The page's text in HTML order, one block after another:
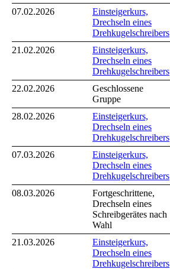
07.02.2026
Einsteigerkurs,
Drechseln eines
Drehkugelschreibers
21.02.2026
Einsteigerkurs,
Drechseln eines
Drehkugelschreibers
22.02.2026
Geschlossene
Gruppe
28.02.2026
Einsteigerkurs,
Drechseln eines
Drehkugelschreibers
07.03.2026
Einsteigerkurs,
Drechseln eines
Drehkugelschreibers
08.03.2026
Fortgeschrittene,
Drechseln eines
Schreibgerätes nach
Wahl
21.03.2026
Einsteigerkurs,
Drechseln eines
Drehkugelschreibers